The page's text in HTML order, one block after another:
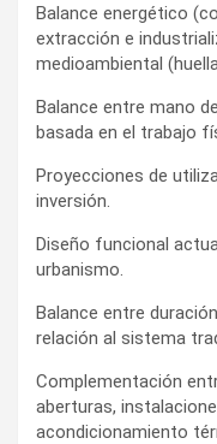
Balance energético
extracción e
medioambiental
Balance entre mano
basada en el trabajo
Proyecciones de
inversión.
Diseño funcional
urbanismo.
Balance entre
relación al sistema
Complementación
aberturas,
acondicionamiento